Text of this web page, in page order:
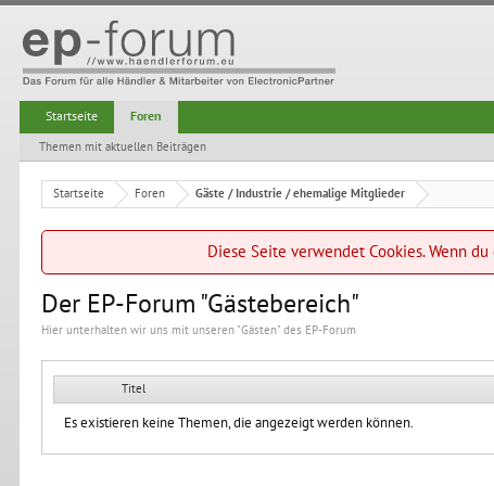
Startseite Foren Gäste / Industrie / ehemalige Mitglieder
Diese Seite verwendet Cookies. Wenn
Der EP-Forum "Gästebereich"
Hier unterhalten wir uns mit unseren "Gästen" des EP-Forum
Titel
Es existieren keine Themen, die angezeigt werden können.
Startseite Foren
Themen mit aktuellen Beiträgen